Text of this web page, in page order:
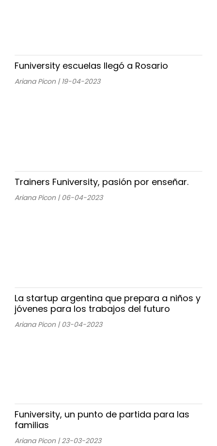
Funiversity escuelas llegó a Rosario
Ariana Picon | 19-04-2023
Trainers Funiversity, pasión por enseñar.
Ariana Picon | 06-04-2023
La startup argentina que prepara a niños y
jóvenes para los trabajos del futuro
Ariana Picon | 03-04-2023
Funiversity, un punto de partida para las
familias
Ariana Picon | 23-03-2023